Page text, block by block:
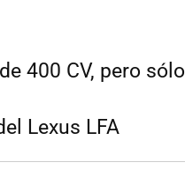
400 CV, pero sólo
Lexus LFA